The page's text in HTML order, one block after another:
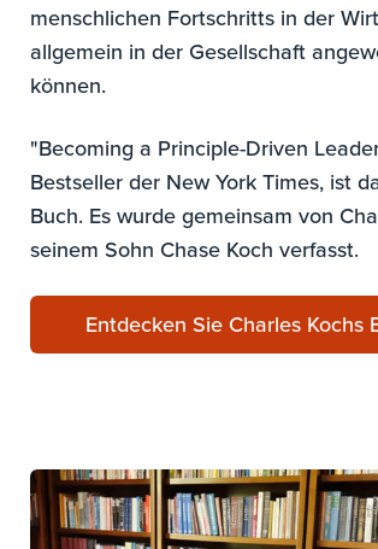
menschlichen Fortschritts in der
allgemein in der Gesellschaft
können.
"Becoming a Principle-Driven
Bestseller der New York Times, ist
Buch. Es wurde gemeinsam von
seinem Sohn Chase Koch verfasst.
Entdecken Sie Charles Kochs